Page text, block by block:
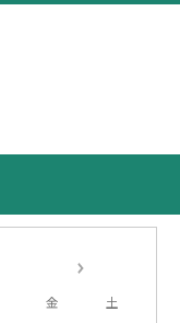
金 土